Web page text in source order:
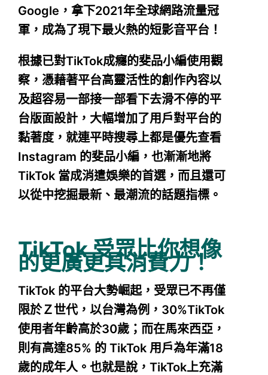
Google，拿下2021年全球網路流量冠
軍，成為了現下最火熱的短影音平台！
根據已對TikTok成癮的斐品小編使用觀
察，憑藉著平台高靈活性的創作內容以
及超容易一部接一部看下去滑不停的平
台版面設計，大幅增加了用戶對平台的
黏著度，就連平時搜尋上都是優先查看
Instagram 的斐品小編，也漸漸地將
TikTok 當成消遣娛樂的首選，而且還可
以從中挖掘最新、最潮流的話題指標。
TikTok 受眾比你想像
的更廣更具消費力！
TikTok 的平台大勢崛起，受眾已不再僅
限於Ｚ世代，以台灣為例，30%TikTok
使用者年齡高於30歲；而在馬來西亞，
則有高達85% 的 TikTok 用戶為年滿18
歲的成年人。也就是說，TikTok上充滿